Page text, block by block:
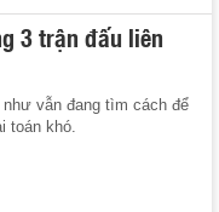
3 trận đấu liên
như vẫn đang tìm cách để
toán khó.